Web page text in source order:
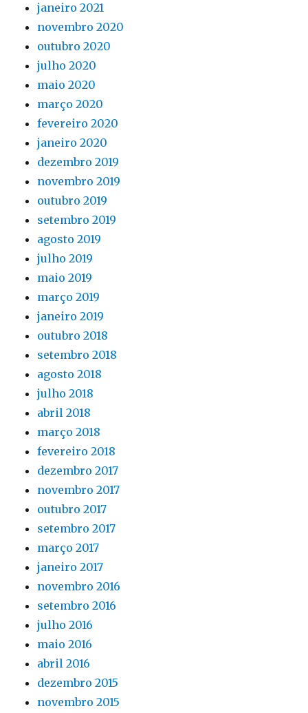
janeiro 2021
novembro 2020
outubro 2020
julho 2020
maio 2020
março 2020
fevereiro 2020
janeiro 2020
dezembro 2019
novembro 2019
outubro 2019
setembro 2019
agosto 2019
julho 2019
maio 2019
março 2019
janeiro 2019
outubro 2018
setembro 2018
agosto 2018
julho 2018
abril 2018
março 2018
fevereiro 2018
dezembro 2017
novembro 2017
outubro 2017
setembro 2017
março 2017
janeiro 2017
novembro 2016
setembro 2016
julho 2016
maio 2016
abril 2016
dezembro 2015
novembro 2015